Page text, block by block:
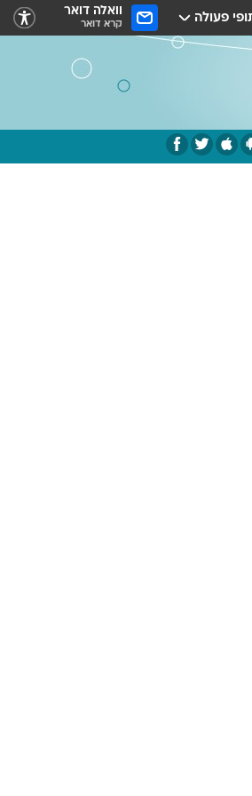
פעולה וואלה דואר
קרא דואר